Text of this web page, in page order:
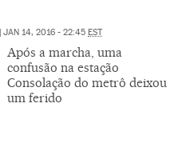
JAN 14, 2016 - 22:45 EST
Após a marcha, uma
confusão na estação
Consolação do metrô deixou
um ferido